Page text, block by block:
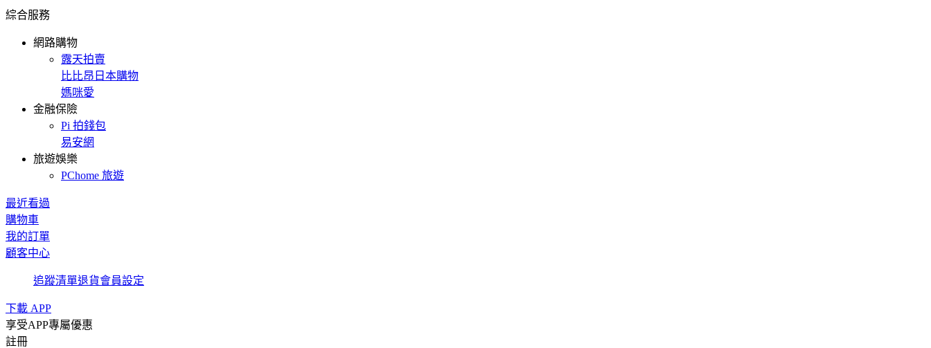
綜合服務
網路購物
露天拍賣
比比昂日本購物
媽咪愛
金融保險
Pi 拍錢包
易安網
旅遊娛樂
PChome 旅遊
最近看過
購物車
我的訂單
顧客中心
追蹤清單退貨會員設定
下載 APP
享受APP專屬優惠
註冊